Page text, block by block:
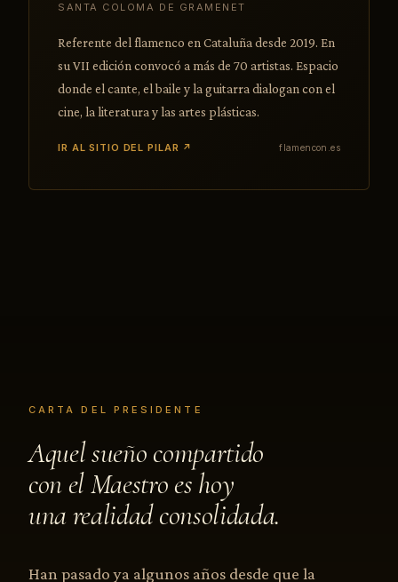
SANTA COLOMA DE GRAMENET
Referente del flamenco en Cataluña desde 2019. En
su VII edición convocó a más de 70 artistas. Espacio
donde el cante, el baile y la guitarra dialogan con el
cine, la literatura y las artes plásticas.
IR AL SITIO DEL PILAR ↗ flamencon.es
CARTA DEL PRESIDENTE
Aquel sueño compartido
con el Maestro es hoy
una realidad consolidada.
Han pasado ya algunos años desde que la